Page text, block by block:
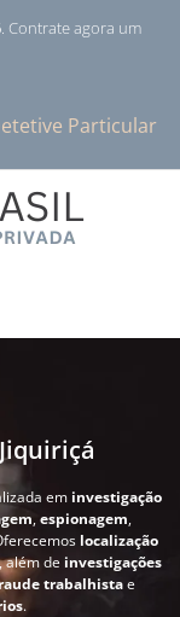
. Contrate agora um
Particular
em investigação
,espionagem,
localização
, além de investigações
trabalhistae
.